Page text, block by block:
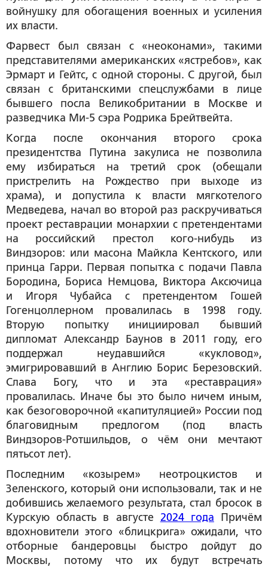
войнушку для обогащения военных и усиления
их власти.
Фарвест был связан с «неоконами», такими
представителями американских «ястребов», как
Эрмарт и Гейтс, с одной стороны. С другой, был
связан с британскими спецслужбами в лице
бывшего посла Великобритании в Москве и
разведчика Ми-5 сэра Родрика Брейтвейта.
Когда после окончания второго срока
президентства Путина закулиса не позволила
ему избираться на третий срок (обещали
пристрелить на Рождество при выходе из
храма), и допустила к власти мягкотелого
Медведева, начал во второй раз раскручиваться
проект реставрации монархии с претендентами
на российский престол кого-нибудь из
Виндзоров: или масона Майкла Кентского, или
принца Гарри. Первая попытка с подачи Павла
Бородина, Бориса Немцова, Виктора Аксючица
и Игоря Чубайса с претендентом Гошей
Гогенцоллерном провалилась в 1998 году.
Вторую попытку инициировал бывший
дипломат Александр Баунов в 2011 году, его
поддержал неудавшийся «кукловод»,
эмигрировавший в Англию Борис Березовский.
Слава Богу, что и эта «реставрация»
провалилась. Иначе бы это было ничем иным,
как безоговорочной «капитуляцией» России под
благовидным предлогом (под власть
Виндзоров-Ротшильдов, о чём они мечтают
пятьсот лет).
Последним «козырем» неотроцкистов и
Зеленского, который они использовали, так и не
добившись желаемого результата, стал бросок в
Курскую область в августе 2024 года Причём
вдохновители этого «блицкрига» ожидали, что
отборные бандеровцы быстро дойдут до
Москвы, потому что их будут встречать